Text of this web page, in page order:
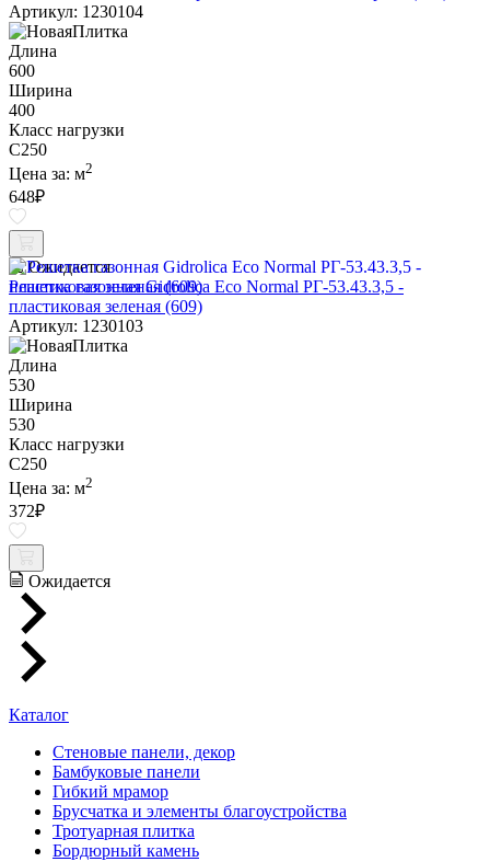
Артикул: 1230104
Длина
600
Ширина
400
Класс нагрузки
C250
Цена за: м2
648₽
Ожидается
Решетка газонная Gidrolica Eco Normal РГ-53.43.3,5 -
пластиковая зеленая (609)
Артикул: 1230103
Длина
530
Ширина
530
Класс нагрузки
C250
Цена за: м2
372₽
Ожидается
Каталог
Стеновые панели, декор
Бамбуковые панели
Гибкий мрамор
Брусчатка и элементы благоустройства
Тротуарная плитка
Бордюрный камень